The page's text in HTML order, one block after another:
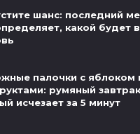
шанс: последний
какой будет
палочки с яблоком
румяный
исчезает за 5 минут